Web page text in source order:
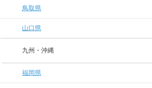
鳥取県
山口県
九州・沖縄
福岡県